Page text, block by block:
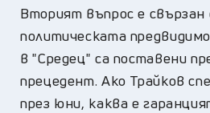
Вторият въпрос е свързан
политическата
в "Средец" са поставени
прецедент. Ако Трайков
през юни, каква е